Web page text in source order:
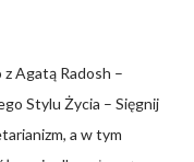
Agatą Radosh –
Stylu Życia – Sięgnij
a w tym